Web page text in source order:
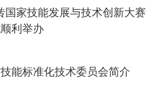
国家技能发展与技术创新大赛
利举办
能标准化技术委员会简介